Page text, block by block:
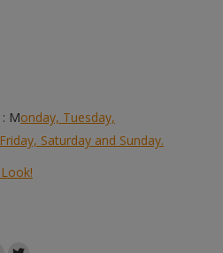
Monday, Tuesday,
Saturday and Sunday.